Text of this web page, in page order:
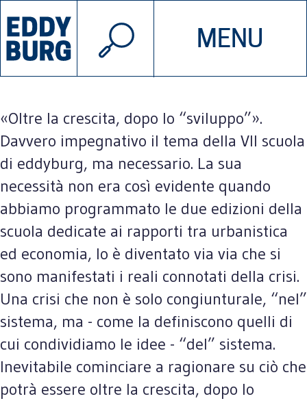
MENU
INIZIATIVE CHI SIAMO
SOSTIENICI CONTATTACI
© 2026 EDDYBURG
Preambolo
«Oltre la crescita, dopo lo “sviluppo”».
Davvero impegnativo il tema della VII scuola
di eddyburg, ma necessario. La sua
necessità non era così evidente quando
abbiamo programmato le due edizioni della
scuola dedicate ai rapporti tra urbanistica
ed economia, lo è diventato via via che si
sono manifestati i reali connotati della crisi.
Una crisi che non è solo congiunturale, “nel”
sistema, ma - come la definiscono quelli di
cui condividiamo le idee - “del” sistema.
Inevitabile cominciare a ragionare su ciò che
potrà essere oltre la crescita, dopo lo